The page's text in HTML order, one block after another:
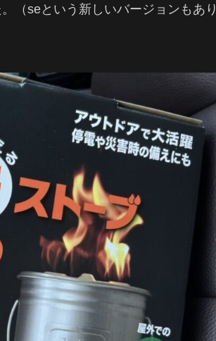
（seという新しいバージョンもあり